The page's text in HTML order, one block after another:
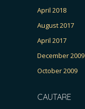
April 2018
August 2017
April 2017
December 2009
October 2009
CAUTARE